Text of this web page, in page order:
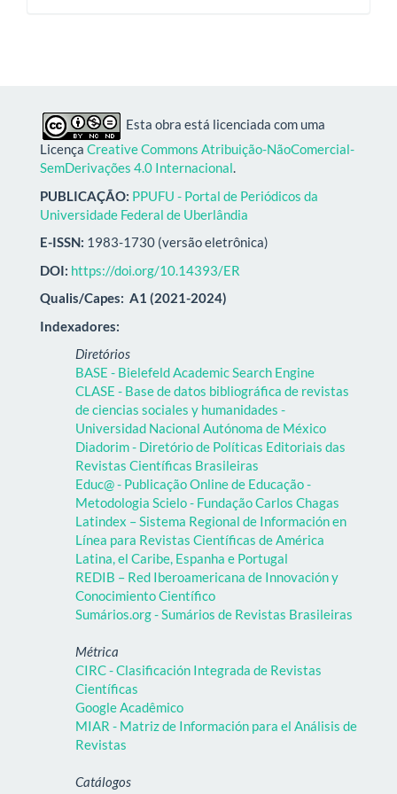
Esta obra está licenciada com uma
Licença Creative Commons Atribuição-NãoComercial-
SemDerivações 4.0 Internacional.
PUBLICAÇÃO: PPUFU - Portal de Periódicos da
Universidade Federal de Uberlândia
E-ISSN: 1983-1730 (versão eletrônica)
DOI: https://doi.org/10.14393/ER
Qualis/Capes: A1 (2021-2024)
Indexadores:
Diretórios
BASE - Bielefeld Academic Search Engine
CLASE - Base de datos bibliográfica de revistas
de ciencias sociales y humanidades -
Universidad Nacional Autónoma de México
Diadorim - Diretório de Políticas Editoriais das
Revistas Científicas Brasileiras
Educ@ - Publicação Online de Educação -
Metodologia Scielo - Fundação Carlos Chagas
Latindex – Sistema Regional de Información en
Línea para Revistas Científicas de América
Latina, el Caribe, Espanha e Portugal
REDIB – Red Iberoamericana de Innovación y
Conocimiento Científico
Sumários.org - Sumários de Revistas Brasileiras
Métrica
CIRC - Clasificación Integrada de Revistas
Científicas
Google Acadêmico
MIAR - Matriz de Información para el Análisis de
Revistas
Catálogos